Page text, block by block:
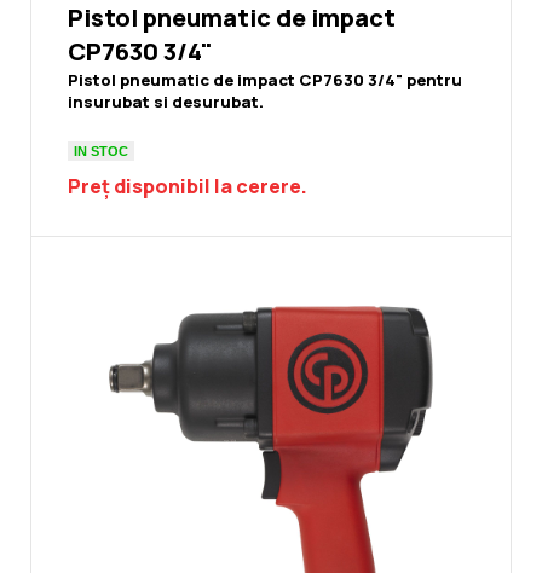
Pistol pneumatic de impact
CP7630 3/4"
Pistol pneumatic de impact CP7630 3/4" pentru
insurubat si desurubat.
IN STOC
Preț disponibil la cerere.